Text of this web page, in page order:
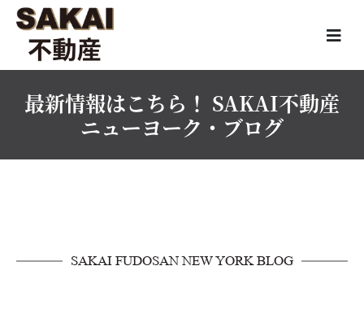
最新情報はこちら！ SAKAI不動産
ニューヨーク・ブログ
SAKAI FUDOSAN NEW YORK BLOG